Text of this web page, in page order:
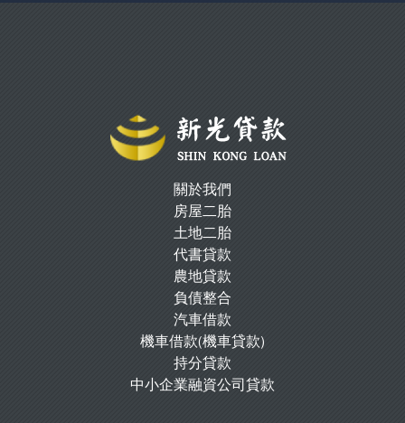
關於我們
房屋二胎
土地二胎
代書貸款
農地貸款
負債整合
汽車借款
機車借款(機車貸款)
持分貸款
中小企業融資公司貸款